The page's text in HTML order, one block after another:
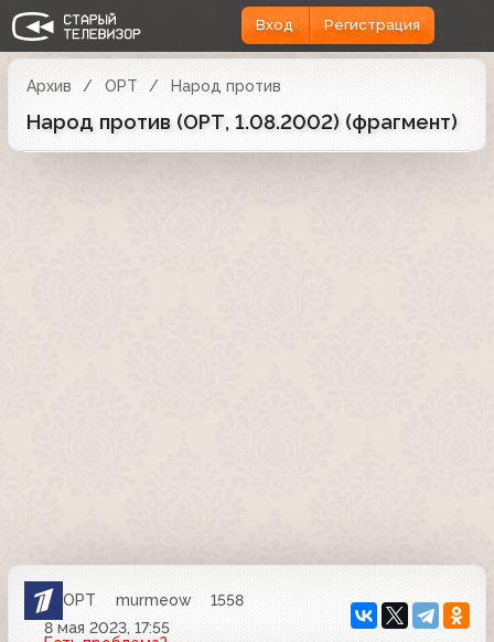
Вход Регистрация
Архив ОРТ Народ против
Народ против (ОРТ, 1.08.2002) (фрагмент)
ОРТ murmeow
1558
8 мая 2023, 17:55